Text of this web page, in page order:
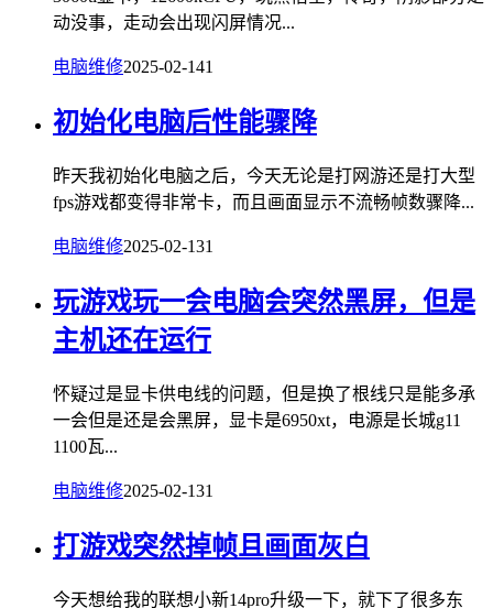
动没事，走动会出现闪屏情况...
电脑维修2025-02-141
初始化电脑后性能骤降
昨天我初始化电脑之后，今天无论是打网游还是打大型
fps游戏都变得非常卡，而且画面显示不流畅帧数骤降...
电脑维修2025-02-131
玩游戏玩一会电脑会突然黑屏，但是
主机还在运行
怀疑过是显卡供电线的问题，但是换了根线只是能多承
一会但是还是会黑屏，显卡是6950xt，电源是长城g11
1100瓦...
电脑维修2025-02-131
打游戏突然掉帧且画面灰白
今天想给我的联想小新14pro升级一下，就下了很多东